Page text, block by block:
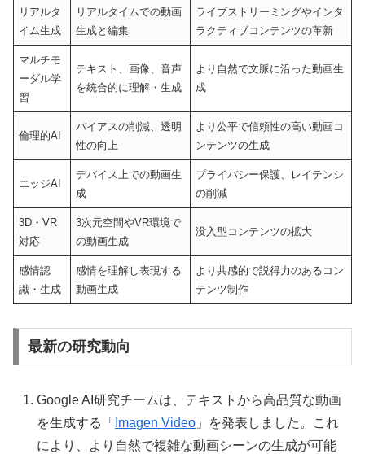
リアルタ
イム生成
リアルタイムでの動画
生成と編集
ライブストリーミングやインタ
ラクティブコンテンツの革新
マルチモ
ーダル学
習
テキスト、画像、音声
を統合的に理解・生成
より自然で文脈に沿った動画生
成
倫理的AI
バイアスの削減、透明
性の向上
より公平で信頼性の高い動画コ
ンテンツの生成
エッジAI
デバイス上での動画生
成
プライバシー保護、レイテンシ
の削減
3D・VR
対応
3次元空間やVR環境で
の動画生成
没入型コンテンツの拡大
感情認
識・生成
感情を理解し表現する
動画生成
より共感的で説得力のあるコン
テンツ制作
最新の研究動向
Google AI研究チームは、テキストから高品質な動画
を生成する「
Imagen Video 」を発表しました。これ
により、より自然で複雑な動画シーンの生成が可能